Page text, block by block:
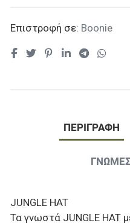
Επιστροφή σε: Boonie
ΠΕΡΙΓΡΑΦΉ
JUNGLE HAT
Τα γνωστά JUNGLE HAT